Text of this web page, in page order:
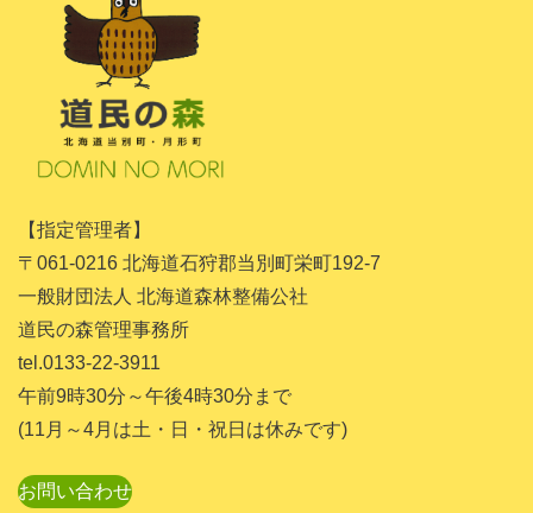
2024年7月
2024年5月
2024年4月
2024年3月
2023年11月
2023年9月
2023年8月
2023年7月
2023年5月
【指定管理者】
〒061-0216 北海道石狩郡当別町栄町192-7
一般財団法人 北海道森林整備公社
道民の森管理事務所
tel.0133-22-3911
午前9時30分～午後4時30分まで
(11月～4月は土・日・祝日は休みです)
お問い合わせ